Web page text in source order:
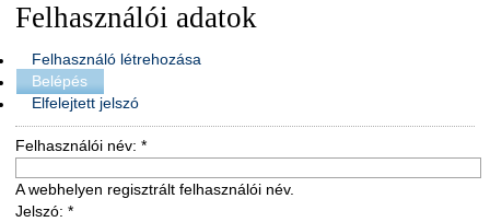
Felhasználói adatok
Felhasználó létrehozása
Belépés
Elfelejtett jelszó
Felhasználói név: *
A webhelyen regisztrált felhasználói név.
Jelszó: *